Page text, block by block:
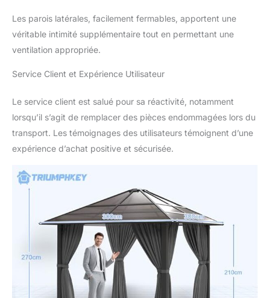
de l'auvent est fabriqué en
aluminium de haute
antirouille et anticorrosion,
même après une longue
pluie, garantissant ainsi
une plus longue durée de
vie du pavillon.
directe, ce qui facilite le
montage et le démontage.
Même les profanes
n'ayant aucune
expérience en matière
d'installation peuvent
effectuer l'installation de
manière autonome et
rapide en suivant les
Les parois latérales, facilement fermables, apportent une
véritable intimité supplémentaire tout en permettant une
ventilation appropriée.
Service Client et Expérience Utilisateur
Le service client est salué pour sa réactivité, notamment
lorsqu’il s’agit de remplacer des pièces endommagées lors du
transport. Les témoignages des utilisateurs témoignent d’une
expérience d’achat positive et sécurisée.